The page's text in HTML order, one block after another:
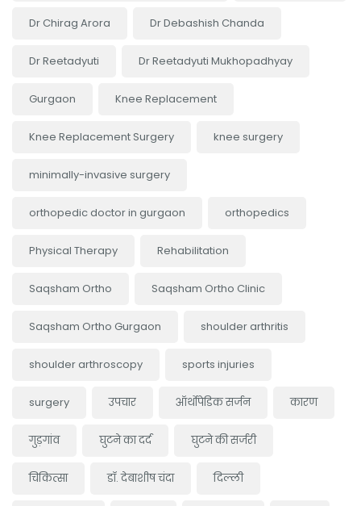
Dr Chirag Arora Dr Debashish Chanda
Dr Reetadyuti Dr Reetadyuti Mukhopadhyay
Gurgaon Knee Replacement
Knee Replacement Surgery knee surgery
minimally-invasive surgery
orthopedic doctor in gurgaon orthopedics
Physical Therapy Rehabilitation
Saqsham Ortho Saqsham Ortho Clinic
Saqsham Ortho Gurgaon shoulder arthritis
shoulder arthroscopy sports injuries
surgery उपचार ऑर्थोपेडिक सर्जन कारण
गुड़गांव घुटने का दर्द घुटने की सर्जरी
चिकित्सा डॉ. देबाशीष चंदा दिल्ली